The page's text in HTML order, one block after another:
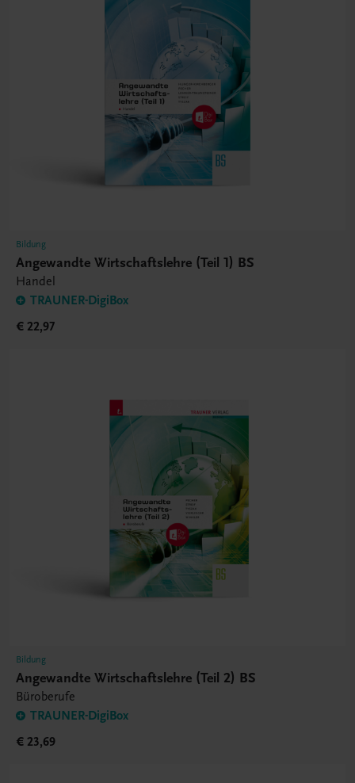
Bildung
Angewandte Wirtschaftslehre (Teil 1) BS
Handel
TRAUNER-DigiBox
€ 22,97
Bildung
Angewandte Wirtschaftslehre (Teil 2) BS
Büroberufe
TRAUNER-DigiBox
€ 23,69